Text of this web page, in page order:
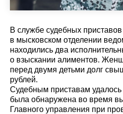
В службе судебных
в мысковском отделении
находились два
о взыскании алиментов.
перед двумя детьми долг
рублей.
Судебным приставам
была обнаружена во время
Главного управления при